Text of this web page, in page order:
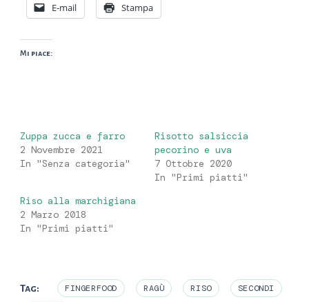
E-mail Stampa
Mi piace:
Zuppa zucca e farro
2 Novembre 2021
In "Senza categoria"
Risotto salsiccia
pecorino e uva
7 Ottobre 2020
In "Primi piatti"
Riso alla marchigiana
2 Marzo 2018
In "Primi piatti"
Tag: FINGERFOOD RAGÙ RISO SECONDI